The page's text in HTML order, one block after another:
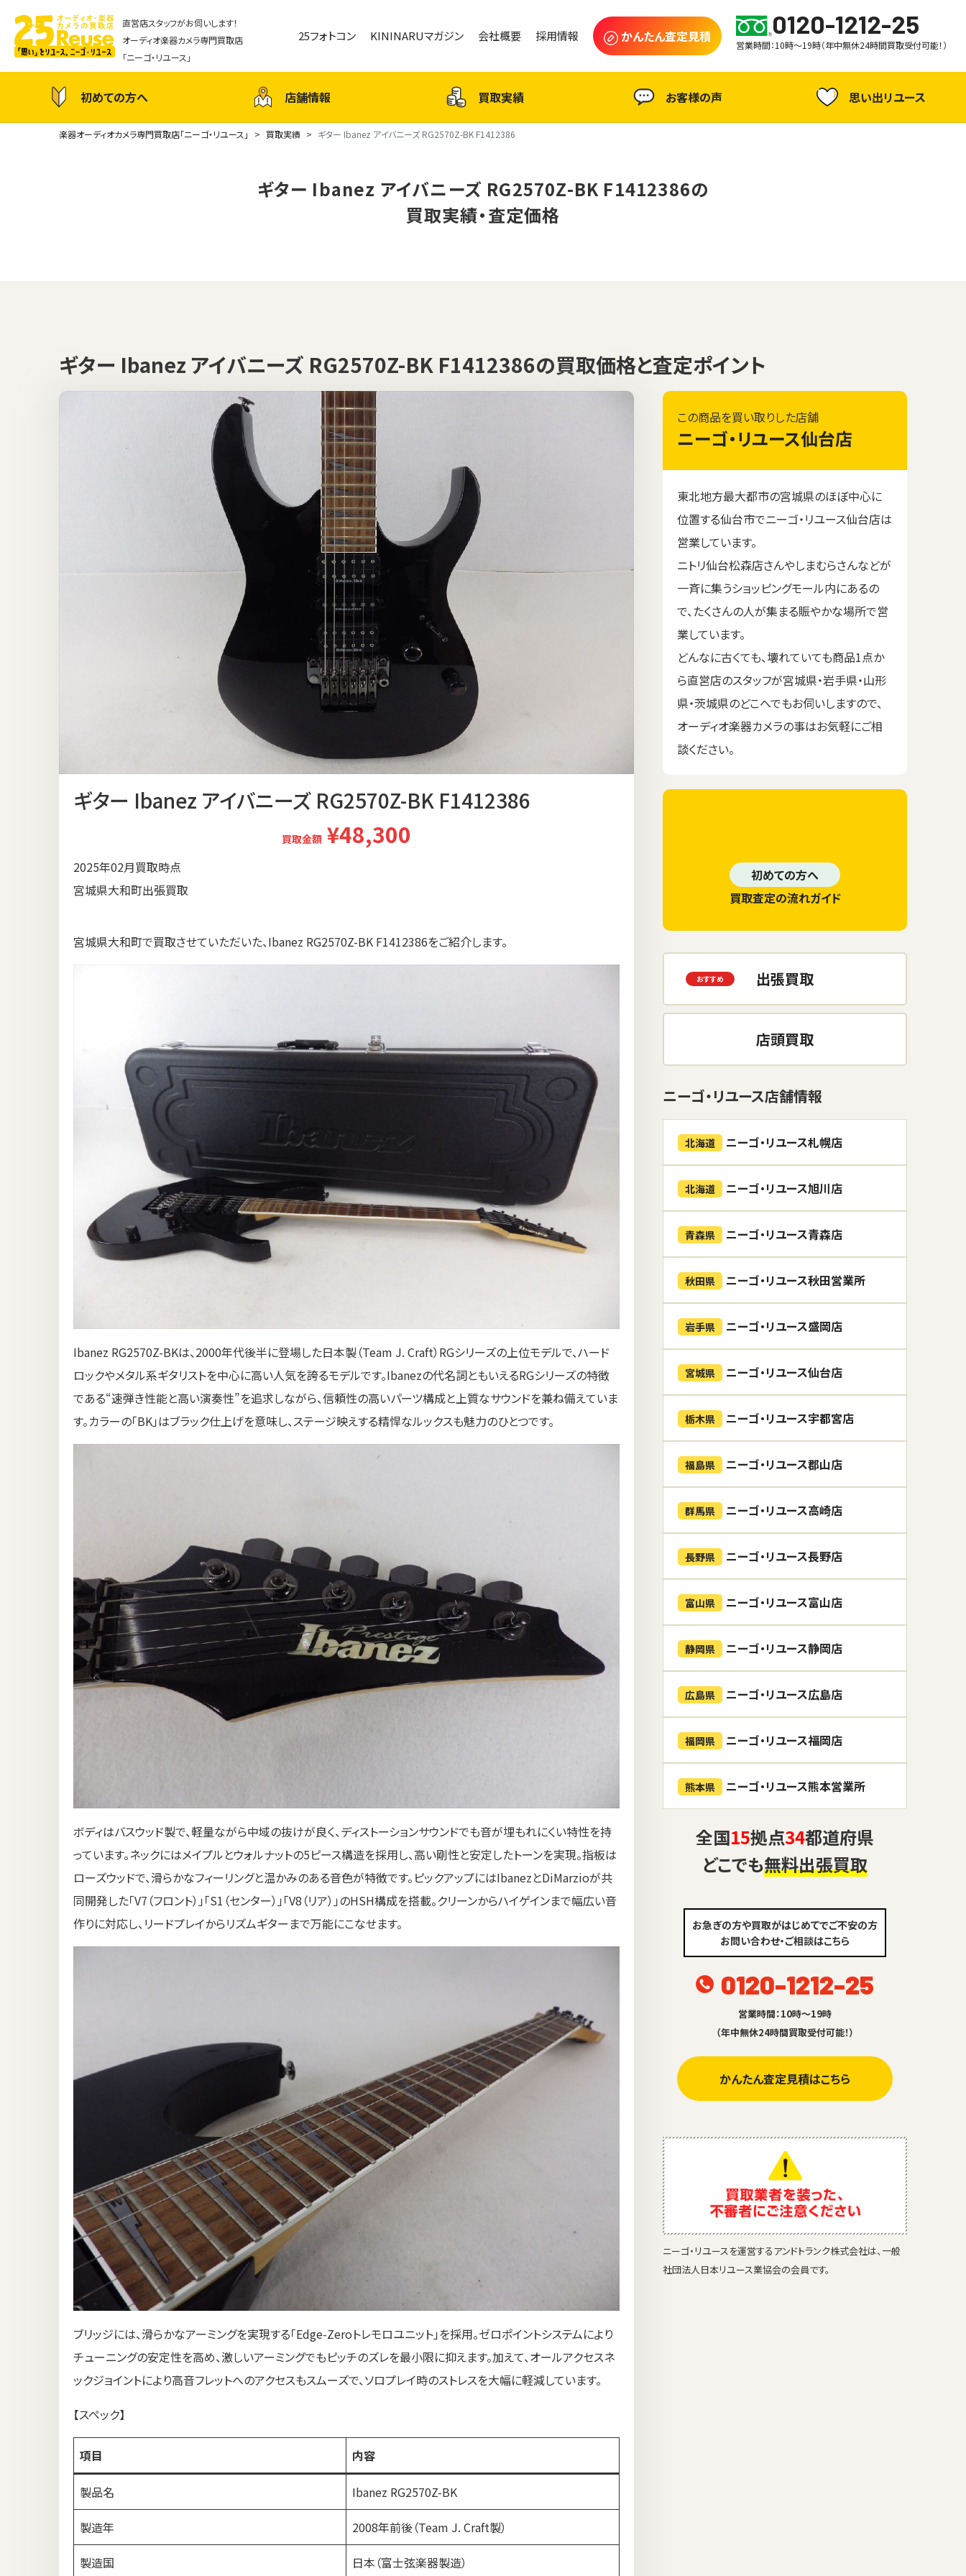
直営店スタッフがお伺いします！
オーディオ楽器カメラ専門買取店
「ニーゴ・リユース」
25フォトコン KININARUマガジン 会社概要 採用情報 かんたん査定見積 0120-1212-25
営業時間：10時～19時（年中無休24時間買取受付可能！）
初めての方へ 店舗情報 買取実績 お客様の声 思い出リユース
楽器オーディオカメラ専門買取店「ニーゴ・リユース」 買取実績 ギター Ibanez アイバニーズ RG2570Z-BK F1412386
ギター Ibanez アイバニーズ RG2570Z-BK F1412386の
買取実績・査定価格
ギター Ibanez アイバニーズ RG2570Z-BK F1412386の買取価格と査定ポイント
ギター Ibanez アイバニーズ RG2570Z-BK F1412386
買取金額 ¥48,300
2025年02月買取時点
宮城県大和町出張買取
宮城県大和町で買取させていただいた、Ibanez RG2570Z-BK F1412386をご紹介します。
Ibanez RG2570Z-BKは、2000年代後半に登場した日本製（Team J. Craft）RGシリーズの上位モデルで、ハード
ロックやメタル系ギタリストを中心に高い人気を誇るモデルです。Ibanezの代名詞ともいえるRGシリーズの特徴
である“速弾き性能と高い演奏性”を追求しながら、信頼性の高いパーツ構成と上質なサウンドを兼ね備えていま
す。カラーの「BK」はブラック仕上げを意味し、ステージ映えする精悍なルックスも魅力のひとつです。
ボディはバスウッド製で、軽量ながら中域の抜けが良く、ディストーションサウンドでも音が埋もれにくい特性を持
っています。ネックにはメイプルとウォルナットの5ピース構造を採用し、高い剛性と安定したトーンを実現。指板は
ローズウッドで、滑らかなフィーリングと温かみのある音色が特徴です。ピックアップにはIbanezとDiMarzioが共
同開発した「V7（フロント）」「S1（センター）」「V8（リア）」のHSH構成を搭載。クリーンからハイゲインまで幅広い音
作りに対応し、リードプレイからリズムギターまで万能にこなせます。
ブリッジには、滑らかなアーミングを実現する「Edge-Zeroトレモロユニット」を採用。ゼロポイントシステムにより
チューニングの安定性を高め、激しいアーミングでもピッチのズレを最小限に抑えます。加えて、オールアクセスネ
ックジョイントにより高音フレットへのアクセスもスムーズで、ソロプレイ時のストレスを大幅に軽減しています。
【スペック】
項目 内容
製品名 Ibanez RG2570Z-BK
製造年 2008年前後（Team J. Craft製）
製造国 日本（富士弦楽器製造）
この商品を買い取りした店舗
ニーゴ・リユース仙台店
東北地方最大都市の宮城県のほぼ中心に
位置する仙台市でニーゴ・リユース仙台店は
営業しています。
ニトリ仙台松森店さんやしまむらさんなどが
一斉に集うショッピングモール内にあるの
で、たくさんの人が集まる賑やかな場所で営
業しています。
どんなに古くても、壊れていても商品1点か
ら直営店のスタッフが宮城県・岩手県・山形
県・茨城県のどこへでもお伺いしますので、
オーディオ楽器カメラの事はお気軽にご相
談ください。
初めての方へ
買取査定の流れガイド
出張買取
店頭買取
ニーゴ・リユース店舗情報
北海道 ニーゴ・リユース札幌店
北海道 ニーゴ・リユース旭川店
青森県 ニーゴ・リユース青森店
秋田県 ニーゴ・リユース秋田営業所
岩手県 ニーゴ・リユース盛岡店
宮城県 ニーゴ・リユース仙台店
栃木県 ニーゴ・リユース宇都宮店
福島県 ニーゴ・リユース郡山店
群馬県 ニーゴ・リユース高崎店
長野県 ニーゴ・リユース長野店
富山県 ニーゴ・リユース富山店
静岡県 ニーゴ・リユース静岡店
広島県 ニーゴ・リユース広島店
福岡県 ニーゴ・リユース福岡店
熊本県 ニーゴ・リユース熊本営業所
全国15拠点34都道府県
どこでも無料出張買取
お急ぎの方や買取がはじめてでご不安の方
お問い合わせ・ご相談はこちら
0120-1212-25
営業時間：10時～19時
（年中無休24時間買取受付可能！）
かんたん査定見積はこちら
ニーゴ・リユースを運営するアンドトランク株式会社は、一般
社団法人日本リユース業協会の会員です。